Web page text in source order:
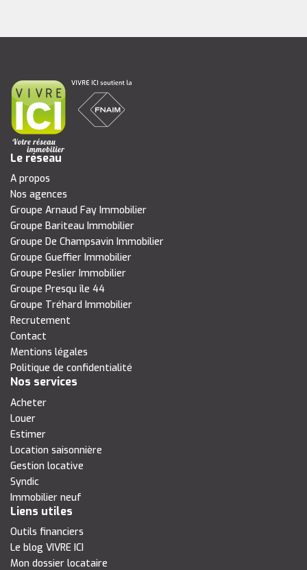
Le réseau
A propos
Nos agences
Groupe Arnaud Fay Immobilier
Groupe Bariteau Immobilier
Groupe De Champsavin Immobilier
Groupe Gueffier Immobilier
Groupe Peslier Immobilier
Groupe Presqu île 44
Groupe Tréhard Immobilier
Recrutement
Contact
Mentions légales
Politique de confidentialité
Nos services
Acheter
Louer
Estimer
Location saisonnière
Gestion locative
Syndic
Immobilier neuf
Liens utiles
Outils financiers
Le blog VIVRE ICI
Mon dossier locataire